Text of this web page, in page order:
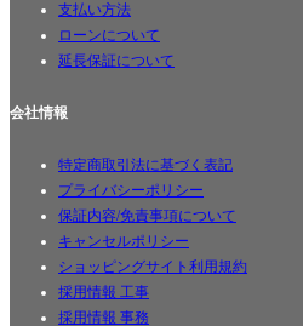
支払い方法
ローンについて
延長保証について
会社情報
特定商取引法に基づく表記
プライバシーポリシー
保証内容/免責事項について
キャンセルポリシー
ショッピングサイト利用規約
採用情報 工事
採用情報 事務